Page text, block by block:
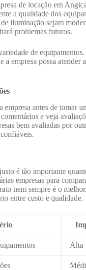
de locação em
a qualidade dos
iluminação sejam
problemas futuros.
de
a empresa possa atender
empresa antes de tomar
e veja
bem avaliadas por
é tão importante
empresas para
nem sempre é o
entre custo e qualidade.
Alta